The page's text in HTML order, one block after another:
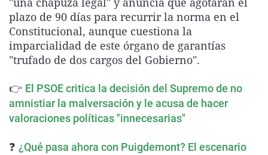
La rosa de los vientos
Gente viajera
Como el perro y el
Caso
Retornados
Equipo de
Extremadura
Galicia
La Rioja
País Vasco
Virales
Televisión
Elecciones
plazo de 90 días para recurrir la norma en el
Constitucional, aunque cuestiona la
imparcialidad de este órgano de garantías
"trufado de dos cargos del Gobierno".
👉 El PSOE critica la decisión del Supremo de no
amnistiar la malversación y le acusa de hacer
valoraciones políticas "innecesarias"
❓ ¿Qué pasa ahora con Puigdemont? El escenario